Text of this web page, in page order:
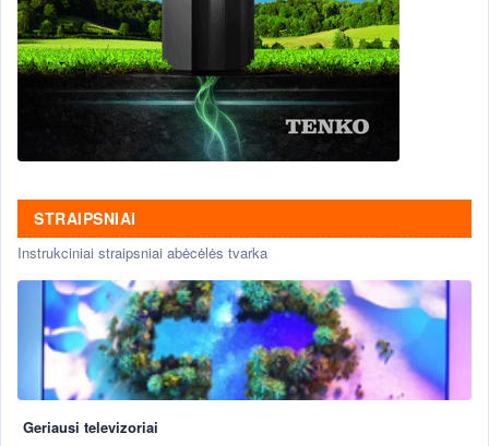
STRAIPSNIAI
Instrukciniai straipsniai abėcėlės tvarka
Geriausi televizoriai